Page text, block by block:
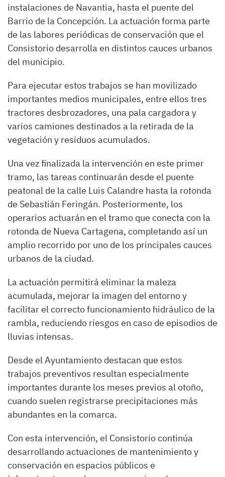
instalaciones de Navantia, hasta el puente del
Barrio de la Concepción. La actuación forma parte
de las labores periódicas de conservación que el
Consistorio desarrolla en distintos cauces urbanos
del municipio.
Para ejecutar estos trabajos se han movilizado
importantes medios municipales, entre ellos tres
tractores desbrozadores, una pala cargadora y
varios camiones destinados a la retirada de la
vegetación y residuos acumulados.
Una vez finalizada la intervención en este primer
tramo, las tareas continuarán desde el puente
peatonal de la calle Luis Calandre hasta la rotonda
de Sebastián Feringán. Posteriormente, los
operarios actuarán en el tramo que conecta con la
rotonda de Nueva Cartagena, completando así un
amplio recorrido por uno de los principales cauces
urbanos de la ciudad.
La actuación permitirá eliminar la maleza
acumulada, mejorar la imagen del entorno y
facilitar el correcto funcionamiento hidráulico de la
rambla, reduciendo riesgos en caso de episodios de
lluvias intensas.
Desde el Ayuntamiento destacan que estos
trabajos preventivos resultan especialmente
importantes durante los meses previos al otoño,
cuando suelen registrarse precipitaciones más
abundantes en la comarca.
Con esta intervención, el Consistorio continúa
desarrollando actuaciones de mantenimiento y
conservación en espacios públicos e